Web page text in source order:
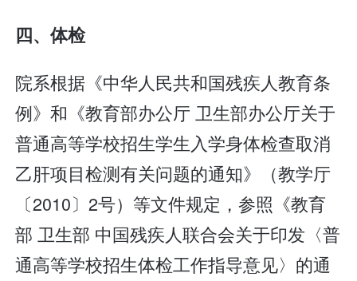
四、体检
院系根据《中华人民共和国残疾人教育条
例》和《教育部办公厅 卫生部办公厅关于
普通高等学校招生学生入学身体检查取消
乙肝项目检测有关问题的通知》（教学厅
〔2010〕2号）等文件规定，参照《教育
部 卫生部 中国残疾人联合会关于印发〈普
通高等学校招生体检工作指导意见〉的通